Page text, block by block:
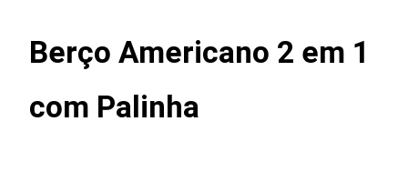
Berço Americano 2 em 1
com Palinha